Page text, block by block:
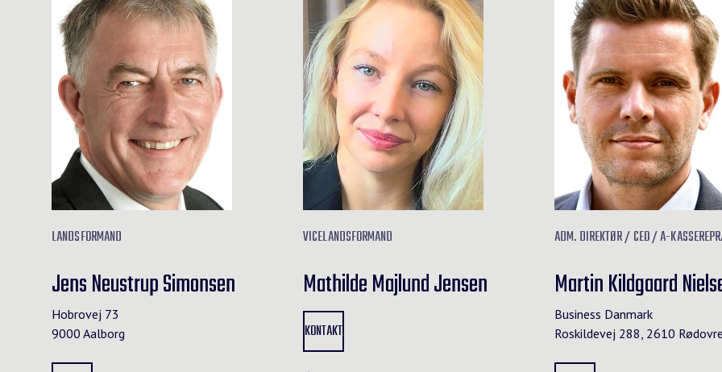
LANDSFORMAND
Jens Neustrup Simonsen
Hobrovej 73
9000 Aalborg
VICELANDSFORMAND
Mathilde Majlund Jensen
KONTAKT
ADM. DIREKTØR / CEO / A-
Martin Kildgaard
Business Danmark
Roskildevej 288, 2610 Rødovre